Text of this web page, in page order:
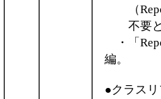
（
不要と
・「
編。
●クラスリ